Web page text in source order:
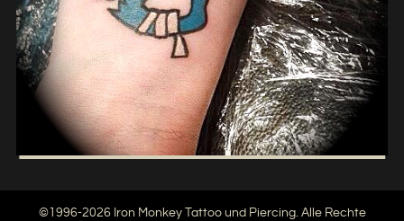
©1996-2026 Iron Monkey Tattoo und Piercing. Alle Rechte